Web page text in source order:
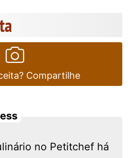
Compartilhe
no Petitchef há